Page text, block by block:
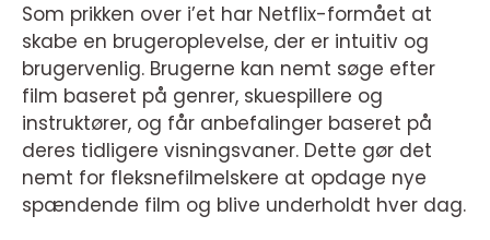
Som prikken over i’et har Netflix-formået at
skabe en brugeroplevelse, der er intuitiv og
brugervenlig. Brugerne kan nemt søge efter
film baseret på genrer, skuespillere og
instruktører, og får anbefalinger baseret på
deres tidligere visningsvaner. Dette gør det
nemt for fleksnefilmelskere at opdage nye
spændende film og blive underholdt hver dag.